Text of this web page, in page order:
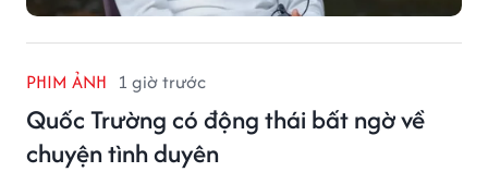
PHIM ẢNH 1 giờ trước
Quốc Trường có động thái bất ngờ về
chuyện tình duyên